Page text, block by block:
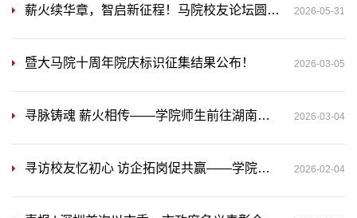
薪火续华章，智启新征程！马院校友论坛圆满落幕 2026-05-31
暨大马院十周年院庆标识征集结果公布！ 2026-03-05
寻脉铸魂 薪火相传——学院师生前往湖南大学马克思主义学院开展实践活动 2026-03-04
寻访校友忆初心 访企拓岗促共赢——学院领导带队前往校友企业开展实践活动 2026-02-04